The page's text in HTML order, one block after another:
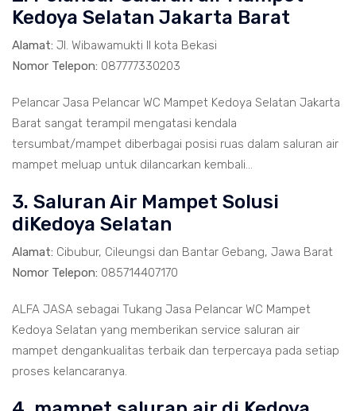
Kedoya Selatan Jakarta Barat
Alamat: Jl. Wibawamukti II kota Bekasi
Nomor Telepon: 087777330203
Pelancar Jasa Pelancar WC Mampet Kedoya Selatan Jakarta
Barat sangat terampil mengatasi kendala
tersumbat/mampet diberbagai posisi ruas dalam saluran air
mampet meluap untuk dilancarkan kembali...
3. Saluran Air Mampet Solusi
diKedoya Selatan
Alamat: Cibubur, Cileungsi dan Bantar Gebang, Jawa Barat
Nomor Telepon: 085714407170
ALFA JASA sebagai Tukang Jasa Pelancar WC Mampet
Kedoya Selatan yang memberikan service saluran air
mampet dengankualitas terbaik dan terpercaya pada setiap
proses kelancaranya.